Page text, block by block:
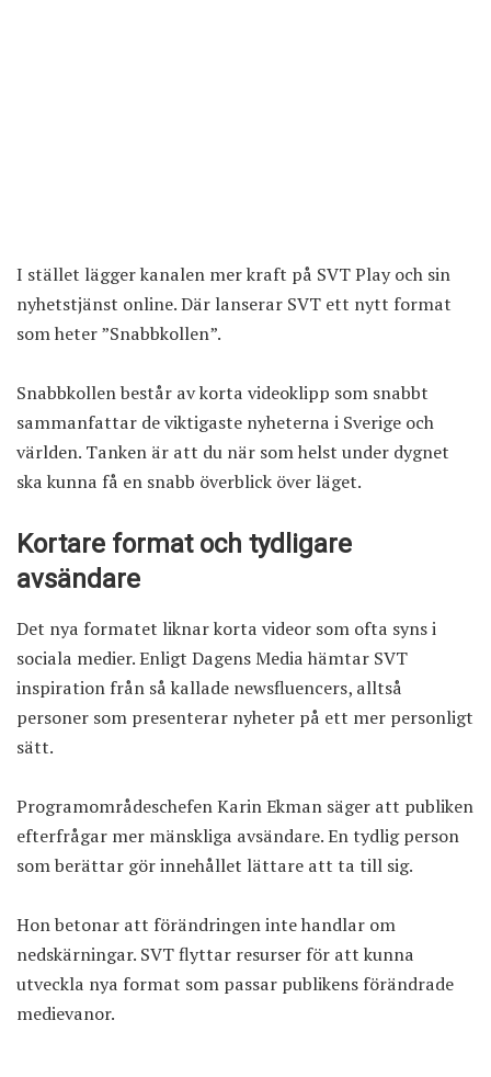
I stället lägger kanalen mer kraft på SVT Play och sin
nyhetstjänst online. Där lanserar SVT ett nytt format
som heter ”Snabbkollen”.
Snabbkollen består av korta videoklipp som snabbt
sammanfattar de viktigaste nyheterna i Sverige och
världen. Tanken är att du när som helst under dygnet
ska kunna få en snabb överblick över läget.
Kortare format och tydligare
avsändare
Det nya formatet liknar korta videor som ofta syns i
sociala medier. Enligt Dagens Media hämtar SVT
inspiration från så kallade newsfluencers, alltså
personer som presenterar nyheter på ett mer personligt
sätt.
Programområdeschefen Karin Ekman säger att publiken
efterfrågar mer mänskliga avsändare. En tydlig person
som berättar gör innehållet lättare att ta till sig.
Hon betonar att förändringen inte handlar om
nedskärningar. SVT flyttar resurser för att kunna
utveckla nya format som passar publikens förändrade
medievanor.